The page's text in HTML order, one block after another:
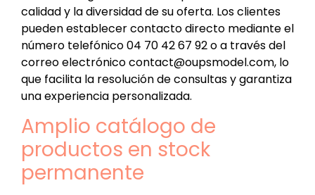
calidad y la diversidad de su oferta. Los clientes
pueden establecer contacto directo mediante el
número telefónico 04 70 42 67 92 o a través del
correo electrónico contact@oupsmodel.com, lo
que facilita la resolución de consultas y garantiza
una experiencia personalizada.
Amplio catálogo de
productos en stock
permanente